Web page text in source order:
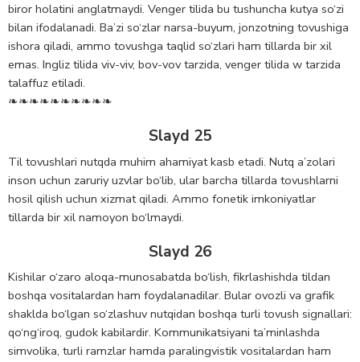
biror holatini anglatmaydi. Venger tilida bu tushuncha kutya so‘zi
bilan ifodalanadi. Ba’zi so‘zlar narsa-buyum, jonzotning tovushiga
ishora qiladi, ammo tovushga taqlid so‘zlari ham tillarda bir xil
emas. Ingliz tilida viv-viv, bov-vov tarzida, venger tilida w tarzida
talaffuz etiladi.
❧❧❧❧❧❧❧❧❧❧
Slayd 25
Til tovushlari nutqda muhim ahamiyat kasb etadi. Nutq a’zolari
inson uchun zaruriy uzvlar bo‘lib, ular barcha tillarda tovushlarni
hosil qilish uchun xizmat qiladi. Ammo fonetik imkoniyatlar
tillarda bir xil namoyon bo‘lmaydi.
Slayd 26
Kishilar o‘zaro aloqa-munosabatda bo‘lish, fikrlashishda tildan
boshqa vositalardan ham foydalanadilar. Bular ovozli va grafik
shaklda bo‘lgan so‘zlashuv nutqidan boshqa turli tovush signallari:
qo‘ng‘iroq, gudok kabilardir. Kommunikatsiyani ta’minlashda
simvolika, turli ramzlar hamda paralingvistik vositalardan ham